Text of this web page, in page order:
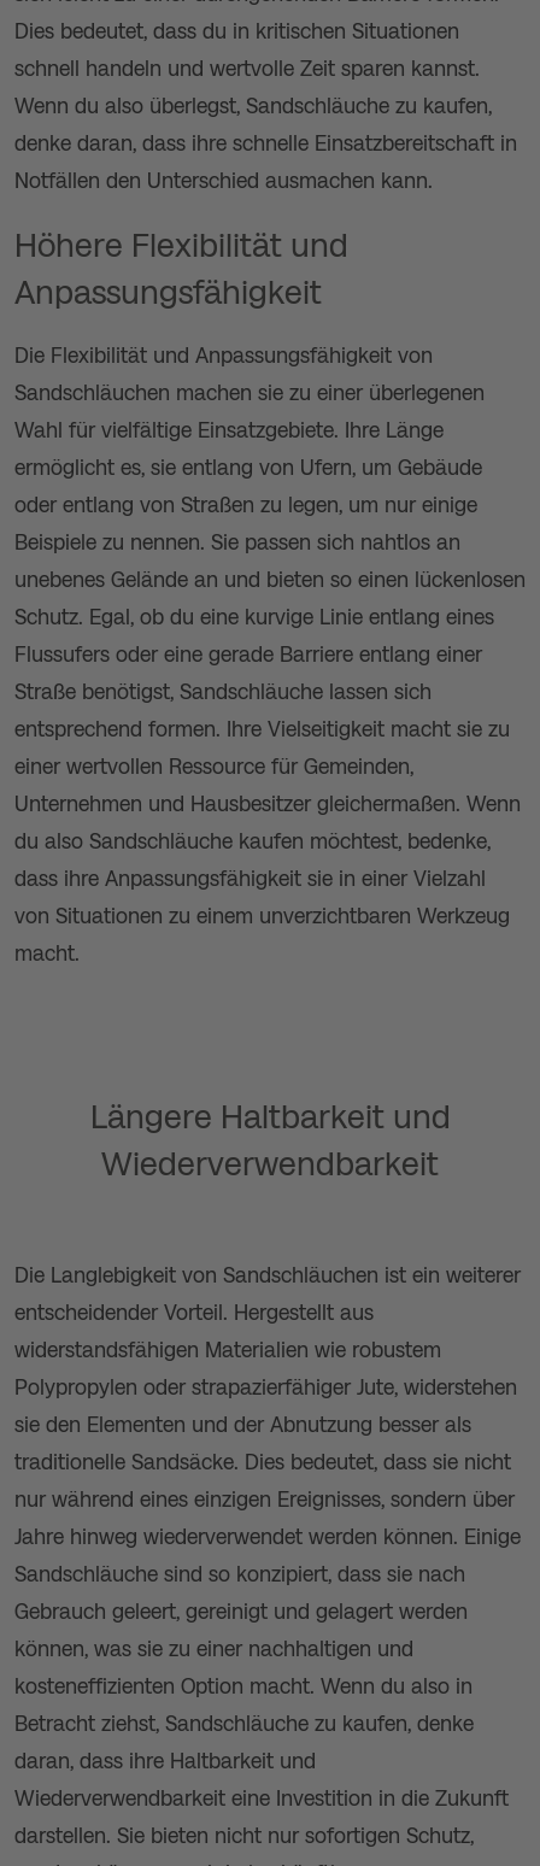
Dies bedeutet, dass du in kritischen Situationen
schnell handeln und wertvolle Zeit sparen kannst.
Wenn du also überlegst, Sandschläuche zu kaufen,
denke daran, dass ihre schnelle Einsatzbereitschaft in
Notfällen den Unterschied ausmachen kann.
Höhere Flexibilität und
Anpassungsfähigkeit
Die Flexibilität und Anpassungsfähigkeit von
Sandschläuchen machen sie zu einer überlegenen
Wahl für vielfältige Einsatzgebiete. Ihre Länge
ermöglicht es, sie entlang von Ufern, um Gebäude
oder entlang von Straßen zu legen, um nur einige
Beispiele zu nennen. Sie passen sich nahtlos an
unebenes Gelände an und bieten so einen lückenlosen
Schutz. Egal, ob du eine kurvige Linie entlang eines
Flussufers oder eine gerade Barriere entlang einer
Straße benötigst, Sandschläuche lassen sich
entsprechend formen. Ihre Vielseitigkeit macht sie zu
einer wertvollen Ressource für Gemeinden,
Unternehmen und Hausbesitzer gleichermaßen. Wenn
du also Sandschläuche kaufen möchtest, bedenke,
dass ihre Anpassungsfähigkeit sie in einer Vielzahl
von Situationen zu einem unverzichtbaren Werkzeug
macht.
Längere Haltbarkeit und
Wiederverwendbarkeit
Die Langlebigkeit von Sandschläuchen ist ein weiterer
entscheidender Vorteil. Hergestellt aus
widerstandsfähigen Materialien wie robustem
Polypropylen oder strapazierfähiger Jute, widerstehen
sie den Elementen und der Abnutzung besser als
traditionelle Sandsäcke. Dies bedeutet, dass sie nicht
nur während eines einzigen Ereignisses, sondern über
Jahre hinweg wiederverwendet werden können. Einige
Sandschläuche sind so konzipiert, dass sie nach
Gebrauch geleert, gereinigt und gelagert werden
können, was sie zu einer nachhaltigen und
kosteneffizienten Option macht. Wenn du also in
Betracht ziehst, Sandschläuche zu kaufen, denke
daran, dass ihre Haltbarkeit und
Wiederverwendbarkeit eine Investition in die Zukunft
darstellen. Sie bieten nicht nur sofortigen Schutz,